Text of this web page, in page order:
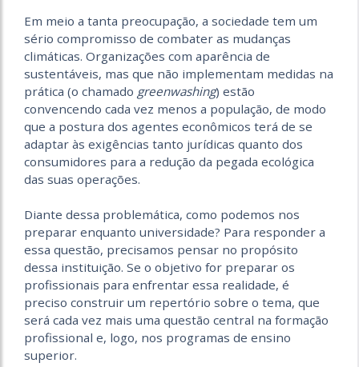
Em meio a tanta preocupação, a sociedade tem um
sério compromisso de combater as mudanças
climáticas. Organizações com aparência de
sustentáveis, mas que não implementam medidas na
prática (o chamado greenwashing) estão
convencendo cada vez menos a população, de modo
que a postura dos agentes econômicos terá de se
adaptar às exigências tanto jurídicas quanto dos
consumidores para a redução da pegada ecológica
das suas operações.
Diante dessa problemática, como podemos nos
preparar enquanto universidade? Para responder a
essa questão, precisamos pensar no propósito
dessa instituição. Se o objetivo for preparar os
profissionais para enfrentar essa realidade, é
preciso construir um repertório sobre o tema, que
será cada vez mais uma questão central na formação
profissional e, logo, nos programas de ensino
superior.